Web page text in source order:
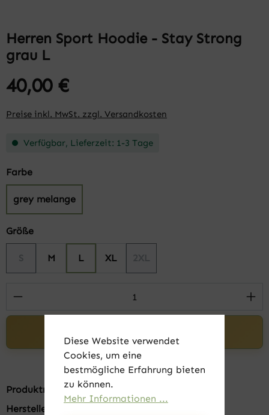
Herren Sport Hoodie - Stay Strong
grau L
40,00 €
Preise inkl. MwSt. zzgl. Versandkosten
Verfügbar, Lieferzeit: 1-3 Tage
Farbeauswählen
grey melange
Größeauswählen
M L XL
Produkt Anzahl: Gib den gewünschten
Produktnummer:FK22325-07
Hersteller:
Diese Website verwendet
Cookies, um eine
bestmögliche Erfahrung bieten
zu können.
Mehr Informationen ...